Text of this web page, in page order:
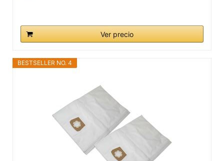
Ver precio
BESTSELLER NO. 4